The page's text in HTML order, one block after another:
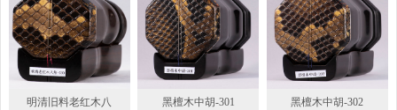
明清旧料老红木八 黑檀木中胡-301 黑檀木中胡-302